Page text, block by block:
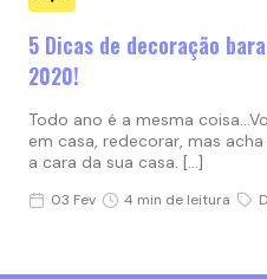
5 Dicas de decoração
2020!
Todo ano é a mesma
em casa, redecorar, mas
a cara da sua casa. […]
03 Fev 4 min de leitura